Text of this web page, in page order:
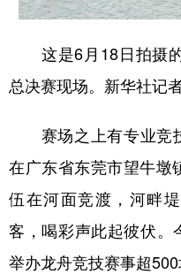
这是6月18日拍摄的
总决赛现场。新华社记
赛场之上有专业竞技
在广东省东莞市望牛墩
伍在河面竞渡，河畔
客，喝彩声此起彼伏。
举办龙舟竞技赛事超